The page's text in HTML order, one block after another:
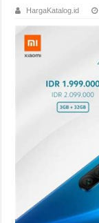
HargaKatalog.id